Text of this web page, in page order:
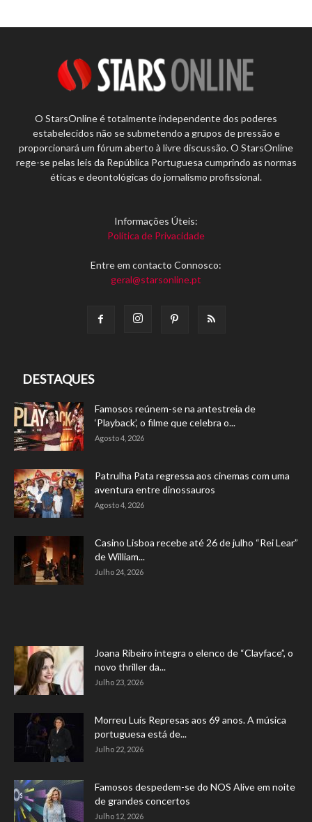
O StarsOnline é totalmente independente dos poderes
estabelecidos não se submetendo a grupos de pressão e
proporcionará um fórum aberto à livre discussão. O StarsOnline
rege-se pelas leis da República Portuguesa cumprindo as normas
éticas e deontológicas do jornalismo profissional.
Informações Úteis:
Política de Privacidade
Entre em contacto Connosco:
geral@starsonline.pt
DESTAQUES
Famosos reúnem-se na antestreia de
‘Playback’, o filme que celebra o...
Agosto 4, 2026
Patrulha Pata regressa aos cinemas com uma
aventura entre dinossauros
Agosto 4, 2026
Casino Lisboa recebe até 26 de julho “Rei Lear”
de William...
Julho 24, 2026
Joana Ribeiro integra o elenco de “Clayface”, o
novo thriller da...
Julho 23, 2026
Morreu Luís Represas aos 69 anos. A música
portuguesa está de...
Julho 22, 2026
Famosos despedem-se do NOS Alive em noite
de grandes concertos
Julho 12, 2026